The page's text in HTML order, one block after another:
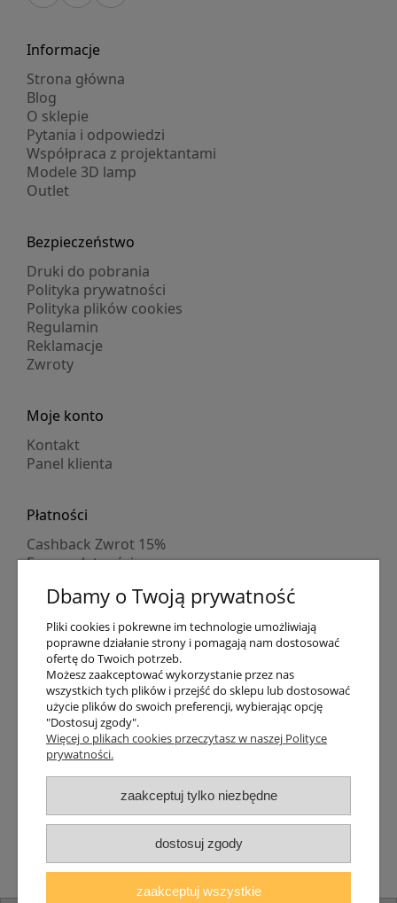
Informacje
Strona główna
Blog
O sklepie
Pytania i odpowiedzi
Współpraca z projektantami
Modele 3D lamp
Outlet
Bezpieczeństwo
Druki do pobrania
Polityka prywatności
Polityka plików cookies
Regulamin
Reklamacje
Zwroty
Moje konto
Kontakt
Panel klienta
Płatności
Cashback Zwrot 15%
Formy płatności
Numer konta
PayPo kupujesz, nie płacisz
Progi rabatowe
Promocje
Dostawa
Czas wysyłki
Dostawa
Śledzenie przesyłki GLS
Śledzenie przesyłki DPD
Shipping abroad
Zarejestruj się /Zaloguj się
Lampomat 2017 - 2026
Dbamy o Twoją prywatność
Pliki cookies i pokrewne im technologie umożliwiają
poprawne działanie strony i pomagają nam dostosować
ofertę do Twoich potrzeb.
Możesz zaakceptować wykorzystanie przez nas
wszystkich tych plików i przejść do sklepu lub dostosować
użycie plików do swoich preferencji, wybierając opcję
"Dostosuj zgody".
Więcej o plikach cookies przeczytasz w naszej Polityce
prywatności.
zaakceptuj tylko niezbędne
dostosuj zgody
zaakceptuj wszystkie